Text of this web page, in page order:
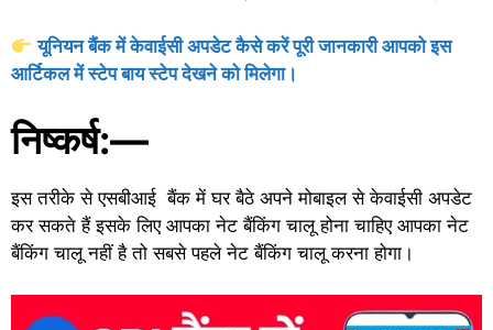
यूनियन बैंक में केवाईसी अपडेट कैसे करें पूरी जानकारी आपको इस
आर्टिकल में स्टेप बाय स्टेप देखने को मिलेगा।
निष्कर्ष:—
इस तरीके से एसबीआई बैंक में घर बैठे अपने मोबाइल से केवाईसी अपडेट
कर सकते हैं इसके लिए आपका नेट बैंकिंग चालू होना चाहिए आपका नेट
बैंकिंग चालू नहीं है तो सबसे पहले नेट बैंकिंग चालू करना होगा।